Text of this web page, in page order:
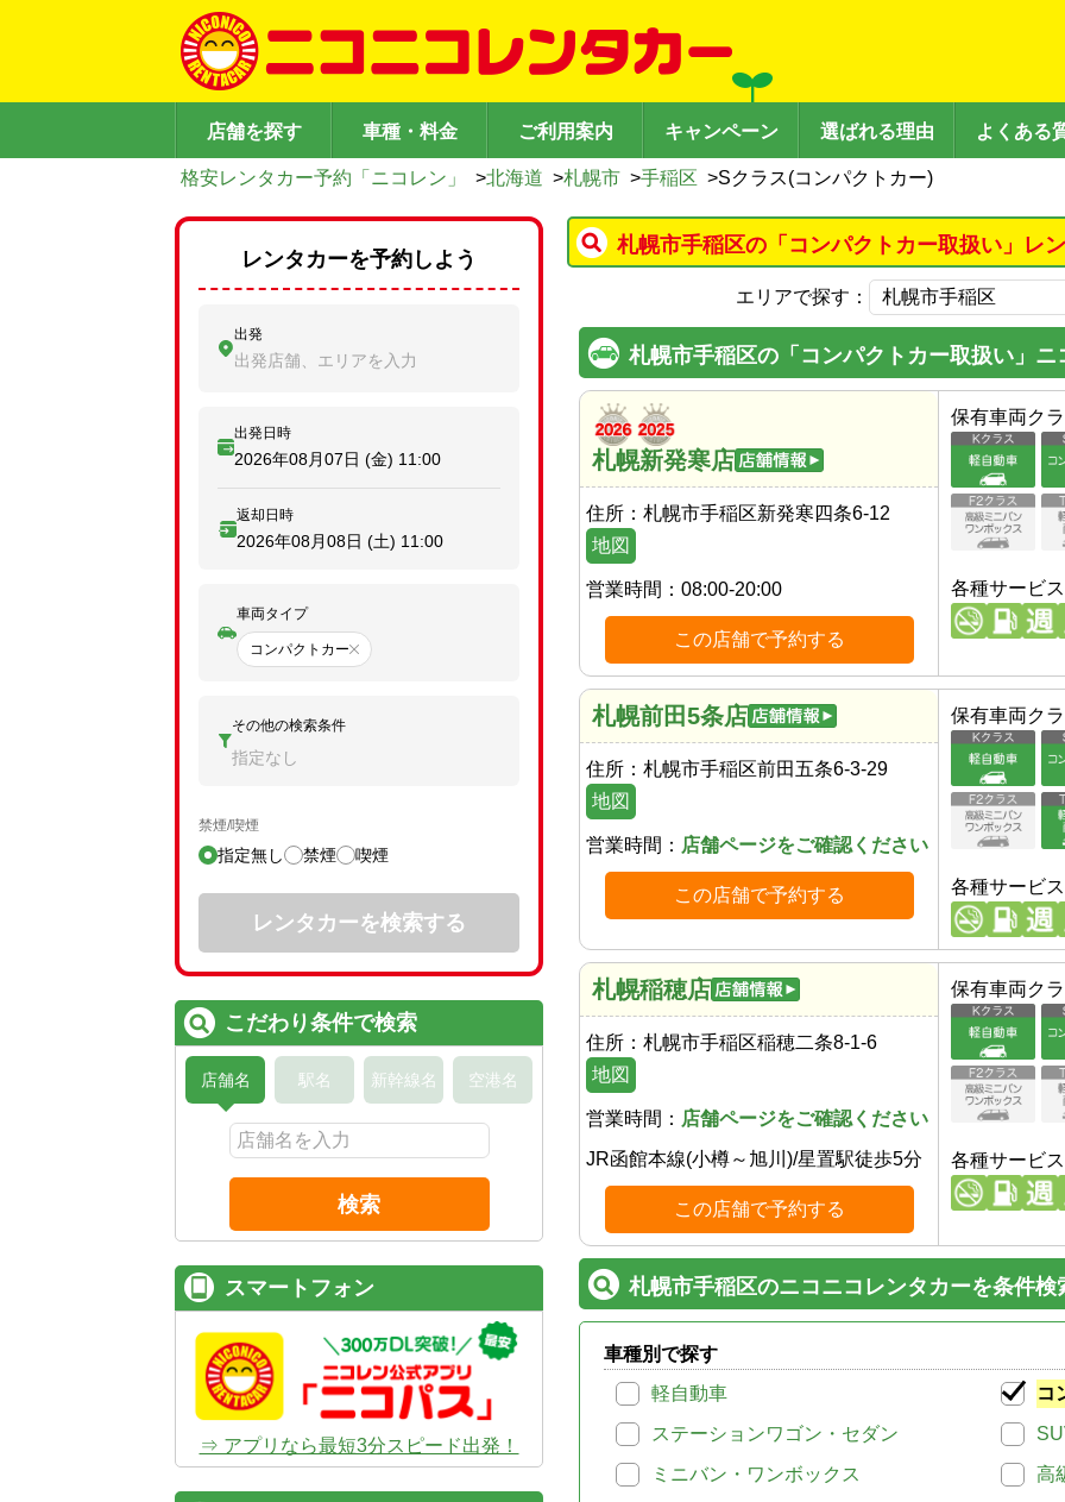
店舗を探す 車種・料金 ご利用案内 キャンペーン 選ばれる理由 よくある
格安レンタカー予約「ニコレン」 >北海道 >札幌市 >手稲区 >Sクラス(コンパクトカー)
札幌市手稲区の「コンパクトカー取扱い」レ
エリアで探す：
札幌市手稲区の「コンパクトカー取扱い」
札幌新発寒店
住所： 札幌市手稲区新発寒四条6-12
地図
営業時間： 08:00-20:00
この店舗で予約する
保有車両ク
各種サービス
札幌前田5条店
住所： 札幌市手稲区前田五条6-3-29
地図
営業時間： 店舗ページをご確認ください
この店舗で予約する
保有車両ク
各種サービス
札幌稲穂店
住所： 札幌市手稲区稲穂二条8-1-6
地図
営業時間： 店舗ページをご確認ください
JR函館本線(小樽～旭川)/星置駅徒歩5分
この店舗で予約する
保有車両ク
各種サービス
札幌市手稲区のニコニコレンタカーを条件検
車種別で探す
軽自動車
コ
ステーションワゴン・セダン
ミニバン・ワンボックス
高
レンタカーを予約しよう
出発
出発店舗、エリアを入力
出発日時
2026年08月07日 (金) 11:00
返却日時
2026年08月08日 (土) 11:00
車両タイプ
コンパクトカー
その他の検索条件
指定なし
禁煙/喫煙
指定無し 禁煙 喫煙
レンタカーを検索する
こだわり条件で検索
店舗名 駅名 新幹線名 空港名
検索
スマートフォン
⇒ アプリなら最短3分スピード出発！